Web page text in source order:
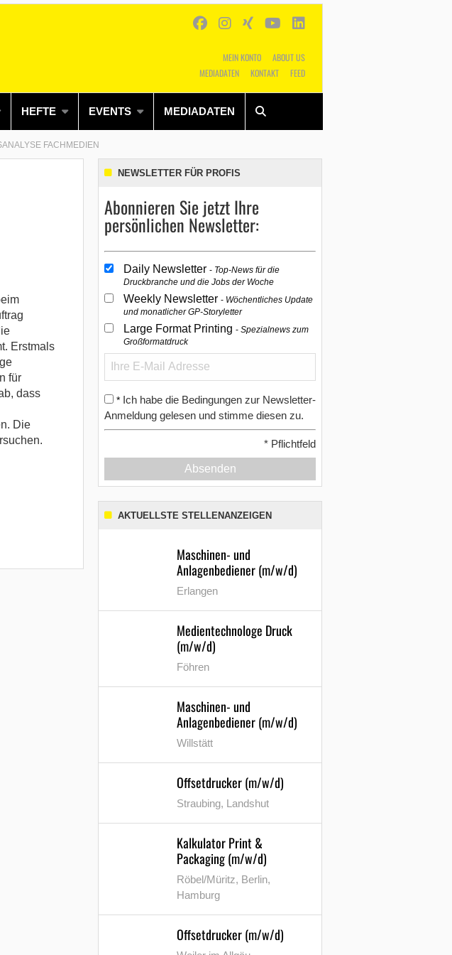
MEIN KONTO
ABOUT US
MEDIADATEN
KONTAKT FEED
HEFTE EVENTS MEDIADATEN
Alles Shop SUCHEN
FACHMEDIEN
Erstmals
für
dass
Die
NEWSLETTER FÜR PROFIS
Abonnieren Sie jetzt Ihre
persönlichen Newsletter:
Daily Newsletter Top-News für die
Druckbranche und die Jobs der Woche
Weekly Newsletter Wöchentliches Update
und monatlicher GP-Storyletter
Large Format Printing Spezialnews zum
Großformatdruck
* Ich habe die Bedingungen zur Newsletter-
Anmeldung gelesen und stimme diesen zu.
* Pflichtfeld
Absenden
AKTUELLSTE STELLENANZEIGEN
Maschinen- und
Anlagenbediener (m/w/d)
Erlangen
Medientechnologe Druck
(m/w/d)
Föhren
Maschinen- und
Anlagenbediener (m/w/d)
Willstätt
Offsetdrucker (m/w/d)
Straubing, Landshut
Kalkulator Print &
Packaging (m/w/d)
Röbel/Müritz, Berlin,
Hamburg
Offsetdrucker (m/w/d)